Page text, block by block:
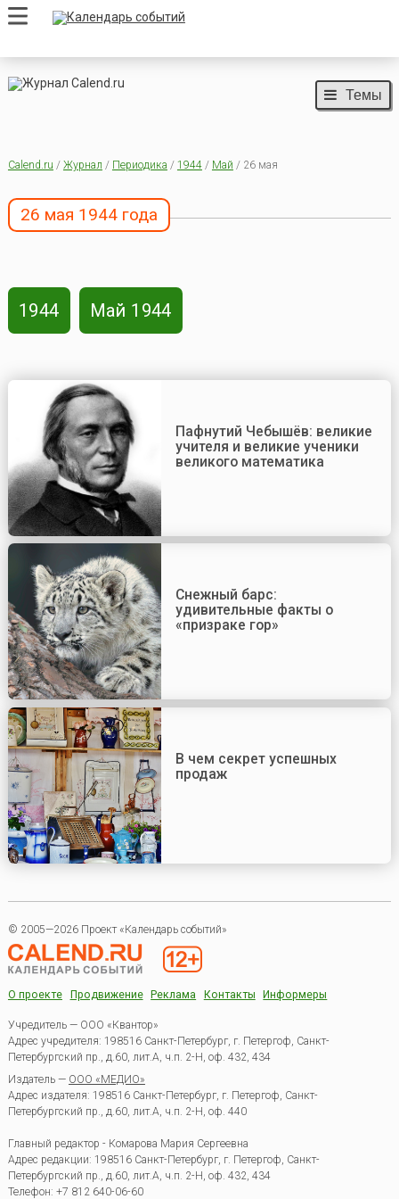
Темы
Calend.ru / Журнал / Периодика / 1944/ Май / 26 мая
26 мая 1944 года
1944 Май 1944
Пафнутий Чебышёв: великие
учителя и великие ученики
великого математика
Снежный барс:
удивительные факты о
«призраке гор»
В чем секрет успешных
продаж
© 2005—2026 Проект «Календарь событий»
О проекте Продвижение Реклама Контакты Информеры
Учредитель — ООО «Квантор»
Адрес учредителя: 198516 Санкт-Петербург, г. Петергоф, Санкт-
Петербургский пр., д.60, лит.А, ч.п. 2-Н, оф. 432, 434
Издатель — ООО «МЕДИО»
Адрес издателя: 198516 Санкт-Петербург, г. Петергоф, Санкт-
Петербургский пр., д.60, лит.А, ч.п. 2-Н, оф. 440
Главный редактор - Комарова Мария Сергеевна
Адрес редакции: 198516 Санкт-Петербург, г. Петергоф, Санкт-
Петербургский пр., д.60, лит.А, ч.п. 2-Н, оф. 432, 434
Телефон: +7 812 640-06-60